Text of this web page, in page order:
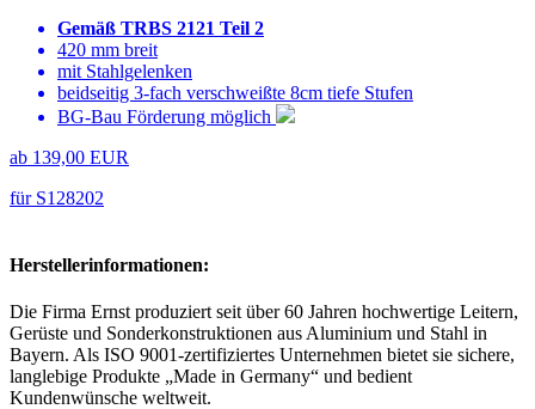
Gemäß TRBS 2121 Teil 2
420 mm breit
mit Stahlgelenken
beidseitig 3-fach verschweißte 8cm tiefe Stufen
BG-Bau Förderung möglich
ab 139,00 EUR
für S128202
Herstellerinformationen:
Die Firma Ernst produziert seit über 60 Jahren hochwertige Leitern,
Gerüste und Sonderkonstruktionen aus Aluminium und Stahl in
Bayern. Als ISO 9001-zertifiziertes Unternehmen bietet sie sichere,
langlebige Produkte „Made in Germany“ und bedient
Kundenwünsche weltweit.